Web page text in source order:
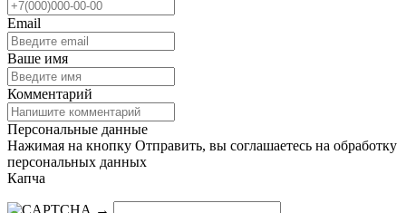
Email
Ваше имя
Комментарий
Персональные данные
Нажимая на кнопку Отправить, вы соглашаетесь на обработку
персональных данных
Капча